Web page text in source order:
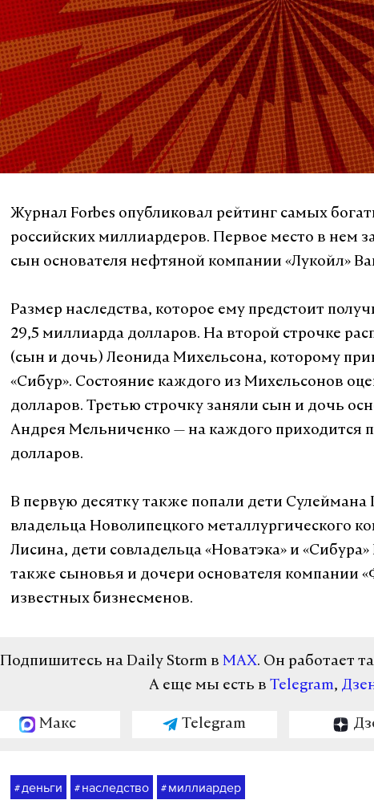
Журнал Forbes опубликовал рейтинг самых
российских миллиардеров. Первое место в нем
сын основателя нефтяной компании «Лукойл»
Размер наследства, которое ему предстоит
29,5 миллиарда долларов. На второй строчке
(сын и дочь) Леонида Михельсона, которому
«Сибур». Состояние каждого из Михельсонов
долларов. Третью строчку заняли сын и дочь
Андрея Мельниченко — на каждого приходится
долларов.
В первую десятку также попали дети
владельца Новолипецкого металлургического
Лисина, дети совладельца «Новатэка» и
также сыновья и дочери основателя компании
известных бизнесменов.
Подпишитесь на Daily Storm в MAX. Он работает
А еще мы есть в Telegram,
Макс Telegram
# деньги # наследство # миллиардер